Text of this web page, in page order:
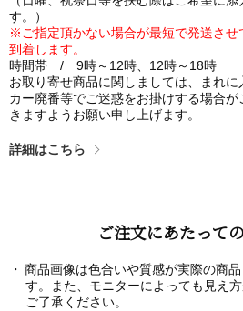
す。）
※ご指定頂かない場合が最短で発送させ
到着します。
時間帯 / 9時～12時、12時～18時
お取り寄せ商品に関しましては、まれ
カー廃番等でご迷惑をお掛けする場合
きますようお願い申し上げます。
詳細はこちら
ご注文にあたって
商品画像は色合いや質感が実際の商
す。また、モニターによっても見え
ご了承ください。